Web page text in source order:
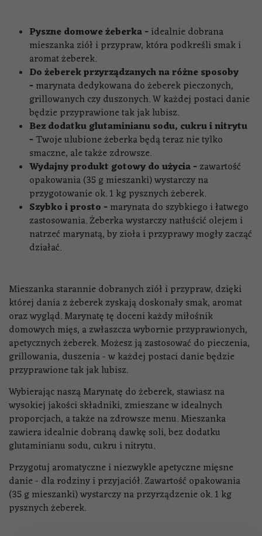
Pyszne domowe żeberka -idealnie dobrana
mieszanka ziół i przypraw, która podkreśli smak i
aromat żeberek.
Do żeberek przyrządzanych na różne sposoby
-marynata dedykowana do żeberek pieczonych,
grillowanych czy duszonych. W każdej postaci danie
będzie przyprawione tak jak lubisz.
Bez dodatku glutaminianu sodu, cukru i nitrytu
-Twoje ulubione żeberka będą teraz nie tylko
smaczne, ale także zdrowsze.
Wydajny produkt gotowy do użycia -zawartość
opakowania (35 g mieszanki) wystarczy na
przygotowanie ok. 1 kg pysznych żeberek.
Szybko i prosto -marynata do szybkiego i łatwego
zastosowania. Żeberka wystarczy natłuścić olejem i
natrzeć marynatą, by zioła i przyprawy mogły zacząć
działać.
Mieszanka starannie dobranych ziół i przypraw, dzięki
której dania z żeberek zyskają doskonały smak, aromat
oraz wygląd. Marynatę tę doceni każdy miłośnik
domowych mięs, a zwłaszcza wybornie przyprawionych,
apetycznych żeberek. Możesz ją zastosować do pieczenia,
grillowania, duszenia - w każdej postaci danie będzie
przyprawione tak jak lubisz.
Wybierając naszą Marynatę do żeberek, stawiasz na
wysokiej jakości składniki, zmieszane w idealnych
proporcjach, a także na zdrowsze menu. Mieszanka
zawiera idealnie dobraną dawkę soli, bez dodatku
glutaminianu sodu, cukru i nitrytu.
Przygotuj aromatyczne i niezwykle apetyczne mięsne
danie - dla rodziny i przyjaciół. Zawartość opakowania
(35 g mieszanki) wystarczy na przyrządzenie ok. 1 kg
pysznych żeberek.